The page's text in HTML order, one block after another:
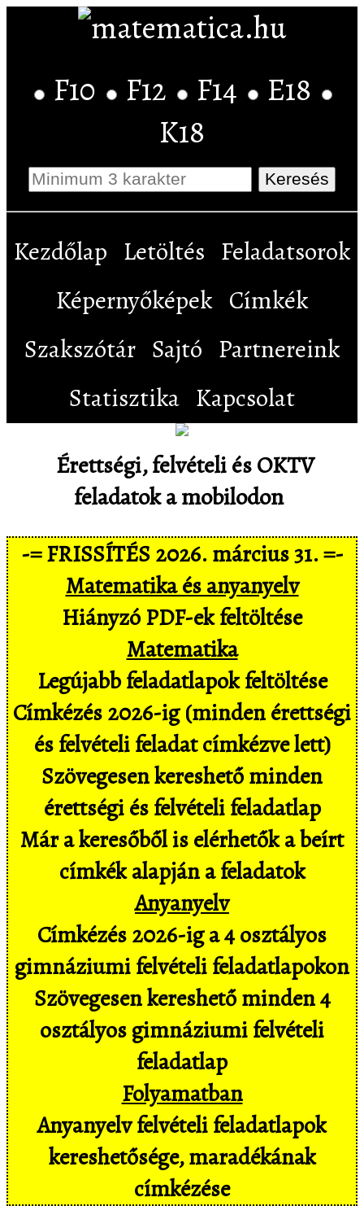
F10 F12 F14
E18
K18
Kezdőlap Letöltés Feladatsorok
Képernyőképek Címkék
Szakszótár Sajtó Partnereink
Statisztika Kapcsolat
Érettségi, felvételi és OKTV
feladatok a mobilodon
-= FRISSÍTÉS 2026. március 31. =-
Matematika és anyanyelv
Hiányzó PDF-ek feltöltése
Matematika
Legújabb feladatlapok feltöltése
Címkézés 2026-ig (minden érettségi
és felvételi feladat címkézve lett)
Szövegesen kereshető minden
érettségi és felvételi feladatlap
Már a keresőből is elérhetők a beírt
címkék alapján a feladatok
Anyanyelv
Címkézés 2026-ig a 4 osztályos
gimnáziumi felvételi feladatlapokon
Szövegesen kereshető minden 4
osztályos gimnáziumi felvételi
feladatlap
Folyamatban
Anyanyelv felvételi feladatlapok
kereshetősége, maradékának
címkézése